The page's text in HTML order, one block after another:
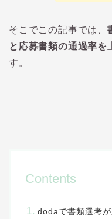
そこでこの記事では、
と応募書類の通過率を
す。
Contents
doda で書類選考